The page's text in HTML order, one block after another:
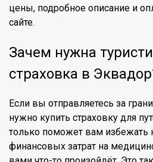
цены, подробное описание и
сайте.
Зачем нужна
страховка в
Если вы отправляетесь за
нужно купить страховку для
только поможет вам избежать
финансовых затрат на